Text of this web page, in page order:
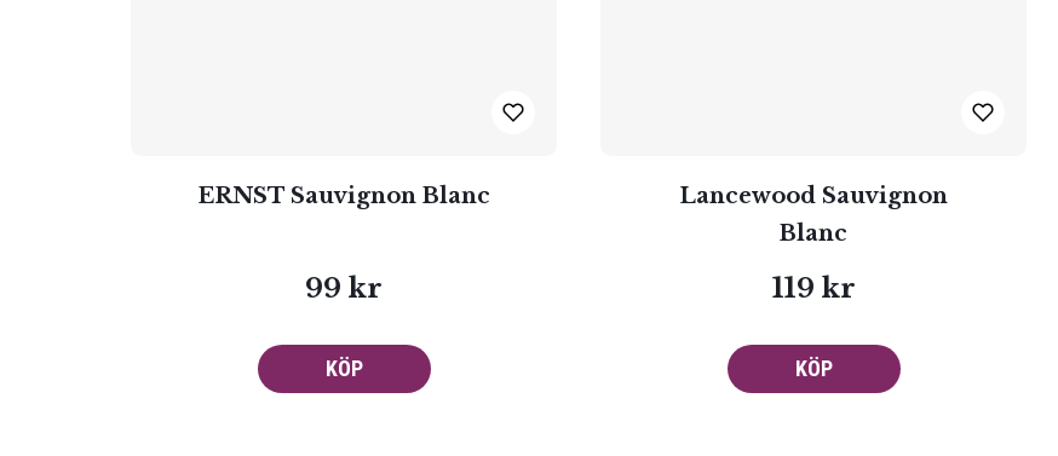
ERNST Sauvignon Blanc
99 kr
KÖP
Lancewood Sauvignon
Blanc
119 kr
KÖP